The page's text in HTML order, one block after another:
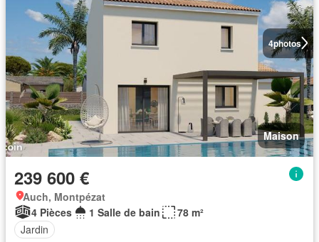
4photos
Maison
239 600 €
Auch, Montpézat
4 Pièces
1 Salle de bain
78 m²
Jardin